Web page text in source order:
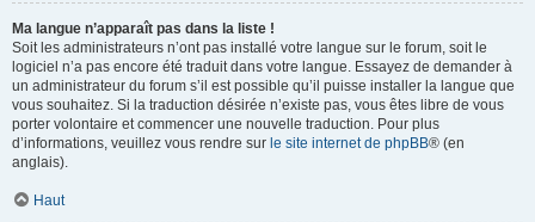
Ma langue n’apparaît pas dans la liste !
Soit les administrateurs n’ont pas installé votre langue sur le forum, soit le
logiciel n’a pas encore été traduit dans votre langue. Essayez de demander à
un administrateur du forum s’il est possible qu’il puisse installer la langue que
vous souhaitez. Si la traduction désirée n’existe pas, vous êtes libre de vous
porter volontaire et commencer une nouvelle traduction. Pour plus
d’informations, veuillez vous rendre sur le site internet de phpBB® (en
anglais).
Haut